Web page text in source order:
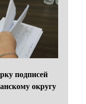
подписей
округу